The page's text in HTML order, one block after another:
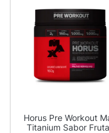
Horus Pre Workout
Titanium Sabor